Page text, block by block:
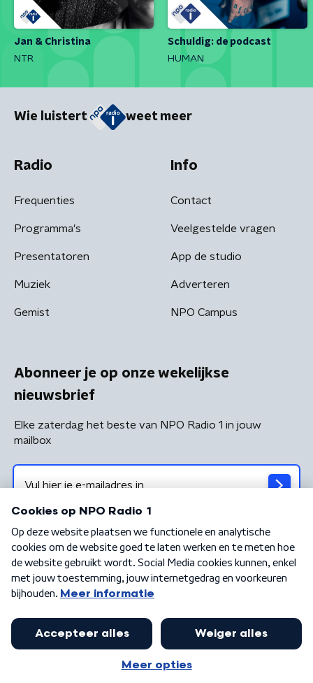
Jan & Christina
NTR
Schuldig: de podcast
HUMAN
Wie luistert weet meer
Radio
Frequenties
Programma's
Presentatoren
Muziek
Gemist
Info
Contact
Veelgestelde vragen
App de studio
Adverteren
NPO Campus
Abonneer je op onze wekelijkse
nieuwsbrief
Elke zaterdag het beste van NPO Radio 1 in jouw
mailbox
Algemene voorwaarden